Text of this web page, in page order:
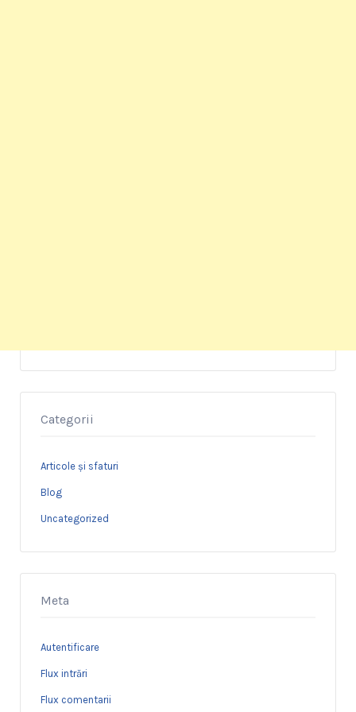
Categorii
Articole și sfaturi
Blog
Uncategorized
Meta
Autentificare
Flux intrări
Flux comentarii